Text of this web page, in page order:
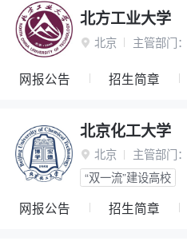
北方工业大学
 北京 主管部门：
网报公告 招生简章
北京化工大学
 北京 主管部门：
“双一流”建设高校
网报公告 招生简章